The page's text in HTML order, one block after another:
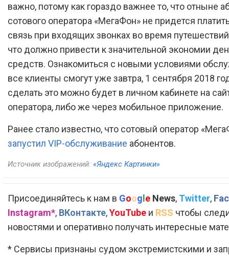
важно, потому как гораздо важнее то, что отныне
сотового оператора «МегаФон» не придется
связь при входящих звонках во время
что должно привести к значительной экономии
средств. Ознакомиться с новыми условиями
все клиенты смогут уже завтра, 1 сентября 2018
сделать это можно будет в личном кабинете на
оператора, либо же через мобильное приложение.
Ранее стало известно, что сотовый оператор
запустил VIP-обслуживание абонентов.
Источник изображений: «Яндекс Картинки»
Присоединяйтесь к нам в Google News, Twitter,
Instagram*, ВКонтакте,YouTube и RSS чтобы
новостями и оперативно получать интересные
* Сервисы признаны судом экстремистскими и